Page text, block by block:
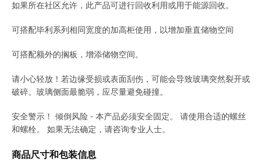
如果所在社区允许，此产品可进行回收利用或用于能源回收。
可搭配毕利系列相同宽度的加高柜使用，以增加垂直储物空间
可搭配额外的搁板，增添储物空间。
请小心轻放！若边缘受损或表面刮伤，可能会导致玻璃突然裂开或
破碎。玻璃侧面最脆弱，应尽量避免碰撞。
安全警示！ 倾倒风险 - 本产品必须安全固定。 请使用合适的螺丝
和螺栓。 如果无法确定，请咨询专业人士。
商品尺寸和包装信息